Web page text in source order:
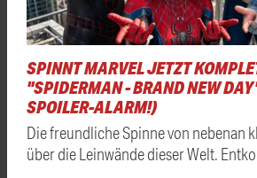
SPINNT MARVEL JETZT
"SPIDERMAN - BRAND NEW
SPOILER-ALARM!)
Die freundliche Spinne von nebenan
über die Leinwände dieser Welt.